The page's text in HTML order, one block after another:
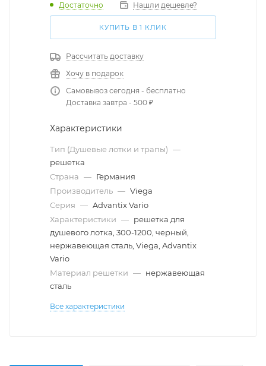
Достаточно Нашли дешевле?
КУПИТЬ В 1 КЛИК
Рассчитать доставку
Хочу в подарок
Самовывоз сегодня - бесплатно
Доставка завтра - 500 ₽
Характеристики
Тип (Душевые лотки и трапы) —
решетка
Страна — Германия
Производитель — Viega
Серия — Advantix Vario
Характеристики — решетка для
душевого лотка, 300-1200, черный,
нержавеющая сталь, Viega, Advantix
Vario
Материал решетки — нержавеющая
сталь
Все характеристики